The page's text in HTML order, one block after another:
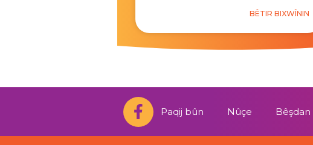
BÊTIR BIXWÎNIN
Bêşdan
Nûçe
Paqij bûn
F
a
c